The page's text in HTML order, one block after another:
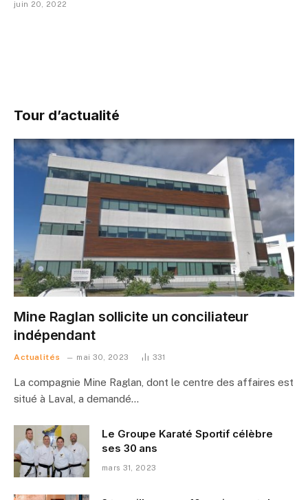
juin 20, 2022
Tour d’actualité
Mine Raglan sollicite un conciliateur
indépendant
Actualités mai 30, 2023 331
La compagnie Mine Raglan, dont le centre des affaires est
situé à Laval, a demandé…
Le Groupe Karaté Sportif célèbre
ses 30 ans
mars 31, 2023